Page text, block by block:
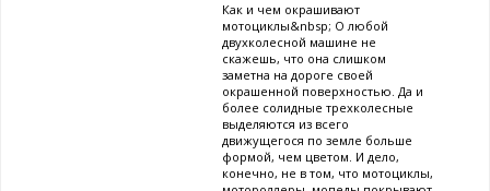
Как и чем окрашивают
мотоциклы&nbsp; О любой
двухколесной машине не
скажешь, что она слишком
заметна на дороге своей
окрашенной поверхностью. Да и
более солидные трехколесные
выделяются из всего
движущегося по земле больше
формой, чем цветом. И дело,
конечно, не в том, что мотоциклы,